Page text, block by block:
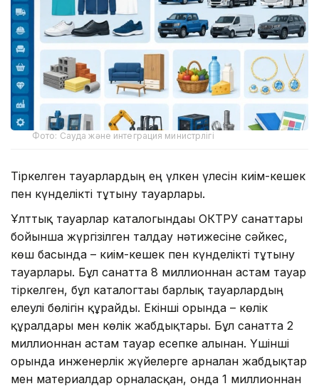
Фото: Сауда және интеграция министрлігі
Тіркелген тауарлардың ең үлкен үлесін киім-кешек
пен күнделікті тұтыну тауарлары.
Ұлттық тауарлар каталогындағы ОКТРУ санаттары
бойынша жүргізілген талдау нәтижесіне сәйкес,
көш басында – киім-кешек пен күнделікті тұтыну
тауарлары. Бұл санатта 8 миллионнан астам тауар
тіркелген, бұл каталогтағы барлық тауарлардың
елеулі бөлігін құрайды. Екінші орында – көлік
құралдары мен көлік жабдықтары. Бұл санатта 2
миллионнан астам тауар есепке алынған. Үшінші
орында инженерлік жүйелерге арналған жабдықтар
мен материалдар орналасқан, онда 1 миллионнан